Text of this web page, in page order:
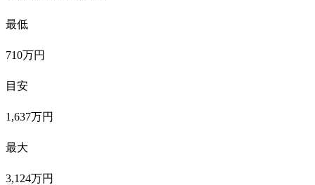
最低
710万円
目安
1,637万円
最大
3,124万円